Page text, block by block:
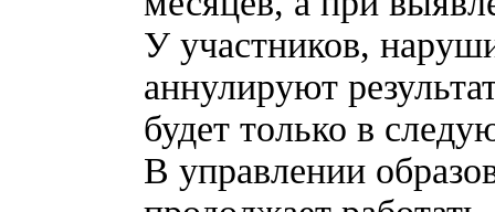
У участников,
аннулируют
будет только в
В управлении